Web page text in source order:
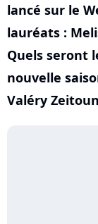
lancé sur le
lauréats :
Quels seront
nouvelle
Valéry